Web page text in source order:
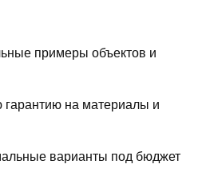
примеры объектов и
на материалы и
варианты под бюджет